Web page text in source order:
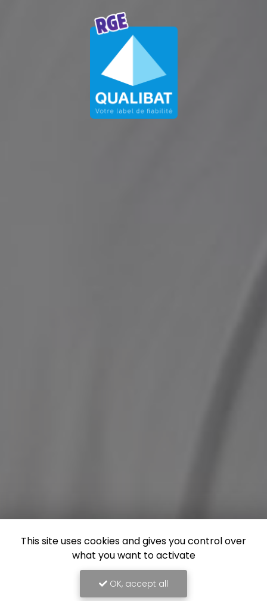
This site uses cookies and gives you control over
what you want to activate
OK, accept all